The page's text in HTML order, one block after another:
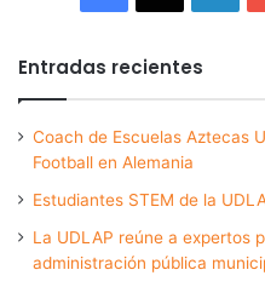
Entradas recientes
Coach de Escuelas Aztecas
Football en Alemania
Estudiantes STEM de la
La UDLAP reúne a expertos
administración pública